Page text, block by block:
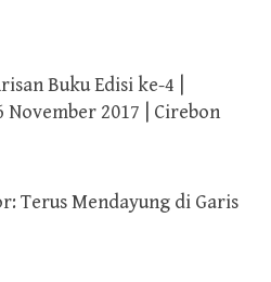
Buku Edisi ke-4 |
November 2017 | Cirebon
Terus Mendayung di Garis